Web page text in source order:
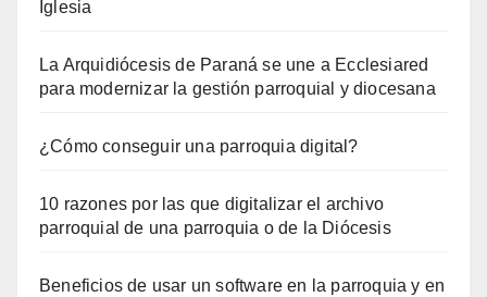
Iglesia
La Arquidiócesis de Paraná se une a Ecclesiared
para modernizar la gestión parroquial y diocesana
¿Cómo conseguir una parroquia digital?
10 razones por las que digitalizar el archivo
parroquial de una parroquia o de la Diócesis
Beneficios de usar un software en la parroquia y en